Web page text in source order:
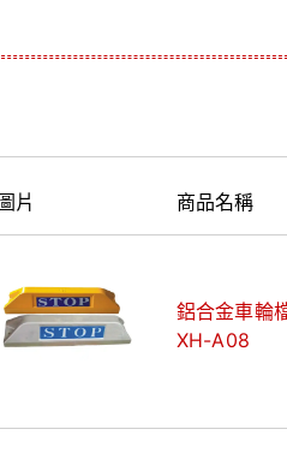
圖片 商品名稱
鋁合金車輪
XH-A08